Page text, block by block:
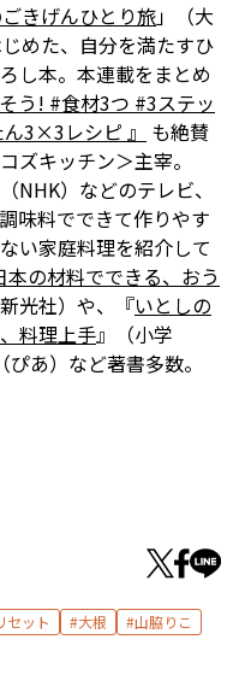
きげんひとり旅」（大
めた、自分を満たすひ
し本。本連載をまとめ
う! #食材3つ #3ステッ
3×3レシピ 』 も絶賛
ズキッチン＞主宰。
NHK）などのテレビ、
味料でできて作りやす
い家庭料理を紹介して
の材料でできる、おう
光社）や、『いとしの
料理上手』（小学
ぴあ）など著書多数。
セット 大根
山脇りこ